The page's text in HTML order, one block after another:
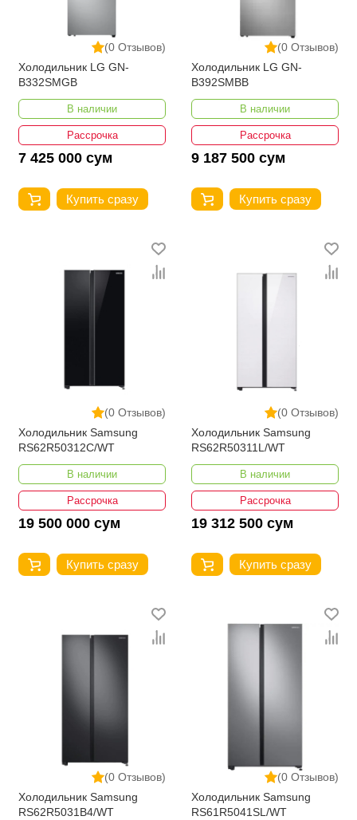
(0 Отзывов)
Холодильник LG GN-
B332SMGB
В наличии
Рассрочка
7 425 000 сум
Купить сразу
(0 Отзывов)
Холодильник LG GN-
B392SMBB
В наличии
Рассрочка
9 187 500 сум
Купить сразу
(0 Отзывов)
Холодильник Samsung
RS62R50312C/WT
В наличии
Рассрочка
19 500 000 сум
Купить сразу
(0 Отзывов)
Холодильник Samsung
RS62R50311L/WT
В наличии
Рассрочка
19 312 500 сум
Купить сразу
(0 Отзывов)
Холодильник Samsung
RS62R5031B4/WT
(0 Отзывов)
Холодильник Samsung
RS61R5041SL/WT